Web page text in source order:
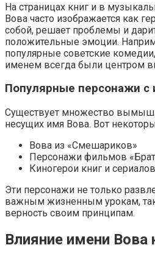
На страницах книг и в
Вова часто изображается как
собой, решает проблемы и
положительные эмоции.
популярные советские
именем всегда были центром
Популярные персонажи с
Существует множество
несущих имя Вова. Вот
Вова из «Смешариков»
Персонажи фильмов
Киногерои книг и сериалов
Эти персонажи не только
важным жизненным урокам,
верность своим принципам.
Влияние имени Вова